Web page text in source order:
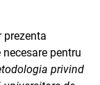
prezenta
pentru
privind